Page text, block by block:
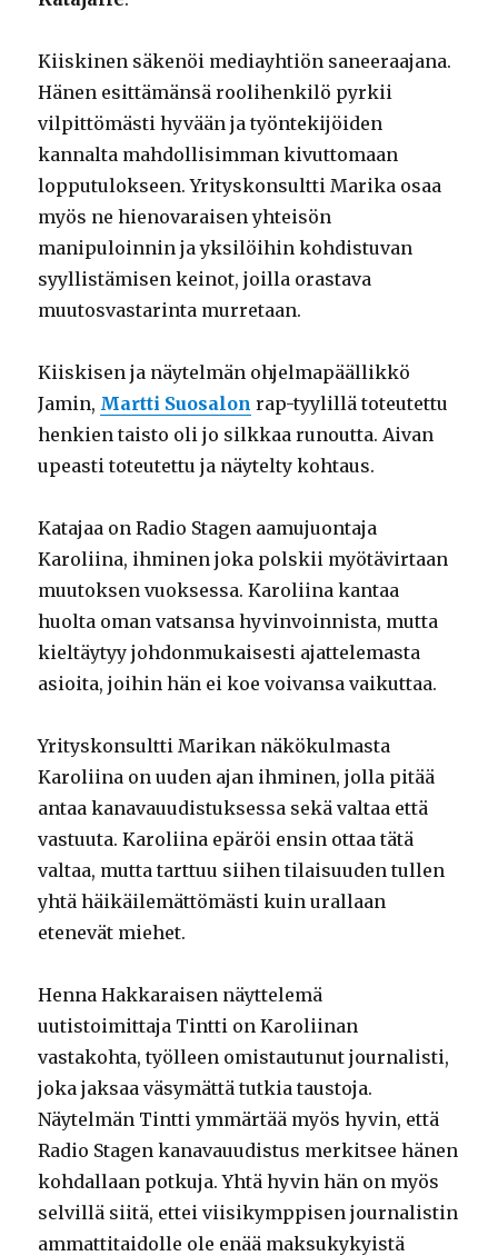
Kiiskinen säkenöi mediayhtiön saneeraajana.
Hänen esittämänsä roolihenkilö pyrkii
vilpittömästi hyvään ja työntekijöiden
kannalta mahdollisimman kivuttomaan
lopputulokseen. Yrityskonsultti Marika osaa
myös ne hienovaraisen yhteisön
manipuloinnin ja yksilöihin kohdistuvan
syyllistämisen keinot, joilla orastava
muutosvastarinta murretaan.
Kiiskisen ja näytelmän ohjelmapäällikkö
Jamin, Martti Suosalon rap-tyylillä toteutettu
henkien taisto oli jo silkkaa runoutta. Aivan
upeasti toteutettu ja näytelty kohtaus.
Katajaa on Radio Stagen aamujuontaja
Karoliina, ihminen joka polskii myötävirtaan
muutoksen vuoksessa. Karoliina kantaa
huolta oman vatsansa hyvinvoinnista, mutta
kieltäytyy johdonmukaisesti ajattelemasta
asioita, joihin hän ei koe voivansa vaikuttaa.
Yrityskonsultti Marikan näkökulmasta
Karoliina on uuden ajan ihminen, jolla pitää
antaa kanavauudistuksessa sekä valtaa että
vastuuta. Karoliina epäröi ensin ottaa tätä
valtaa, mutta tarttuu siihen tilaisuuden tullen
yhtä häikäilemättömästi kuin urallaan
etenevät miehet.
Henna Hakkaraisen näyttelemä
uutistoimittaja Tintti on Karoliinan
vastakohta, työlleen omistautunut journalisti,
joka jaksaa väsymättä tutkia taustoja.
Näytelmän Tintti ymmärtää myös hyvin, että
Radio Stagen kanavauudistus merkitsee hänen
kohdallaan potkuja. Yhtä hyvin hän on myös
selvillä siitä, ettei viisikymppisen journalistin
ammattitaidolle ole enää maksukykyistä